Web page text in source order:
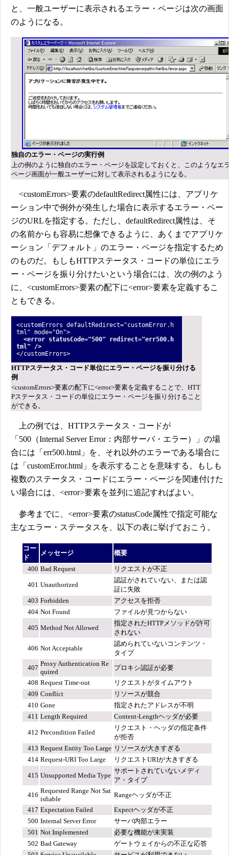
と、一般ユーザーに表示されるエラー・ページは次の画面
のようになる。
独自のエラー・ページの実行例
上の例のように独自のエラー・ページを設定しておくと、このようなエ
ページ画面が一般ユーザーに対して表示されるようになる。
<customErrors>要素のdefaultRedirect属性には、アプリケ
ーション中で例外が発生した場合に表示するエラー・ペー
ジのURLを指定する。ただし、defaultRedirect属性は、そ
の名前からも容易に想像できるように、あくまでアプリケ
ーション「デフォルト」のエラー・ページを指定するため
のものだ。もしもHTTPステータス・コードの単位にエラ
ー・ページを振り分けたいという場合には、次の例のよう
に、<customErrors>要素の配下に<error>要素を定義するこ
ともできる。
<customErrors defaultRedirect="customError.h
tml" mode="On">
<error statusCode="500" redirect="err500.h
tml" />
</customErrors>
HTTPステータス・コード単位にエラー・ページを振り分ける
例
<customErrors>要素の配下に<error>要素を定義することで、HTT
Pステータス・コードの単位にエラー・ページを振り分けること
ができる。
上の例では、HTTPステータス・コードが
「500（Internal Server Error：内部サーバ・エラー）」の場
合には「err500.html」を、それ以外のエラーである場合に
は「customError.html」を表示することを意味する。もしも
複数のステータス・コードにエラー・ページを関連付けた
い場合には、<error>要素を並列に追記すればよい。
参考までに、<error>要素のstatusCode属性で指定可能な
主なエラー・ステータスを、以下の表に挙げておこう。
コー
ド
メッセージ 概要
400 Bad Request リクエストが不正
401 Unauthorized
認証がされていない、または認
証に失敗
403 Forbidden
アクセスを拒否
404 Not Found ファイルが見つからない
405 Method Not Allowed
指定されたHTTPメソッドが許可
されない
406 Not Acceptable
認められていないコンテンツ・
タイプ
407
Proxy Authentication Re
quired
プロキシ認証が必要
408 Request Time-out
リクエストがタイムアウト
409 Conflict
リソースが競合
410 Gone
指定されたアドレスが不明
411 Length Required Content-Lengthヘッダが必要
412 Precondition Failed
リクエスト・ヘッダの指定条件
が拒否
413 Request Entity Too Large リソースが大きすぎる
414 Request-URI Too Large リクエストURIが大きすぎる
415 Unsupported Media Type
サポートされていないメディ
ア・タイプ
416
Requested Range Not Sat
isfiable
Rangeヘッダが不正
417 Expectation Failed
Expectヘッダが不正
500 Internal Server Error
サーバ内部エラー
501 Not Implemented
必要な機能が未実装
502 Bad Gateway
ゲートウェイからの不正な応答